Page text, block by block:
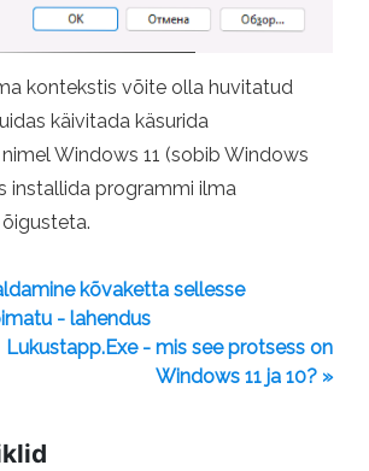
kontekstis võite olla huvitatud
käivitada käsurida
Windows 11 (sobib Windows
installida programmi ilma
kõvaketta sellesse
- lahendus
Lukustapp.Exe - mis see protsess on
Windows 11 ja 10? »